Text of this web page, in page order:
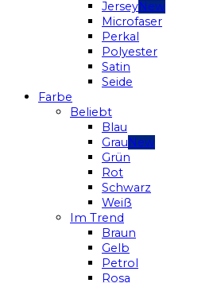
Jersey
Microfaser
Perkal
Polyester
Satin
Seide
Farbe
Beliebt
Blau
Grau
Grün
Rot
Schwarz
Weiß
Im Trend
Braun
Gelb
Petrol
Rosa